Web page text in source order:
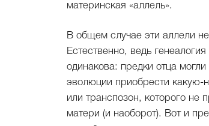
материнская «аллель».
В общем случае эти аллели
Естественно, ведь
одинакова: предки отца
эволюции приобрести какую-
или транспозон, которого не
матери (и наоборот). Вот и